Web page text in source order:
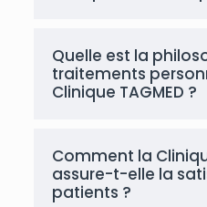
Quelle est la
traitements
Clinique TAGMED ?
Comment la
assure-t-elle la
patients ?